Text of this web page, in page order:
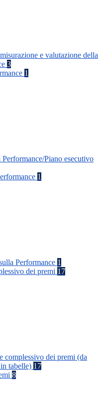
e valutazione della
3
1
Performance/Piano esecutivo
1
Performance 1
dei premi 17
complessivo dei premi (da
tabelle) 17
8